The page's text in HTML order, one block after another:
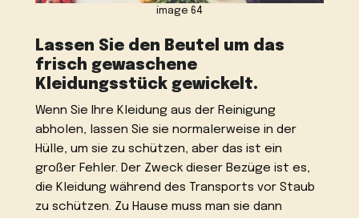
image 64
Lassen Sie den Beutel um das
frisch gewaschene
Kleidungsstück gewickelt.
Wenn Sie Ihre Kleidung aus der Reinigung
abholen, lassen Sie sie normalerweise in der
Hülle, um sie zu schützen, aber das ist ein
großer Fehler. Der Zweck dieser Bezüge ist es,
die Kleidung während des Transports vor Staub
zu schützen. Zu Hause muss man sie dann